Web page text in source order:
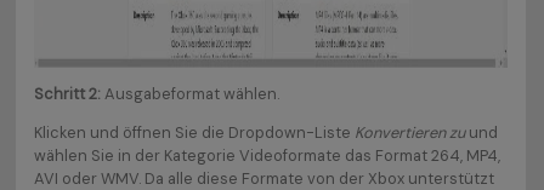
Schritt 2: Ausgabeformat wählen.
Klicken und öffnen Sie die Dropdown-Liste Konvertieren zuund
wählen Sie in der Kategorie Videoformate das Format 264, MP4,
AVI oder WMV. Da alle diese Formate von der Xbox unterstützt